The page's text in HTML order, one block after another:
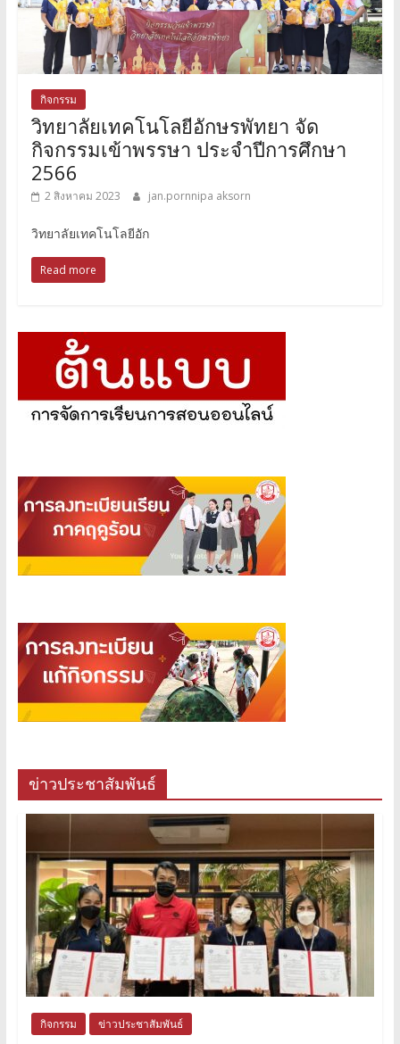
กิจกรรม
วิทยาลัยเทคโนโลยีอักษรพัทยา จัด
กิจกรรมเข้าพรรษา ประจำปีการศึกษา
2566
2 สิงหาคม 2023 jan.pornnipa aksorn
วิทยาลัยเทคโนโลยีอัก
Read more
ข่าวประชาสัมพันธ์
กิจกรรม ข่าวประชาสัมพันธ์